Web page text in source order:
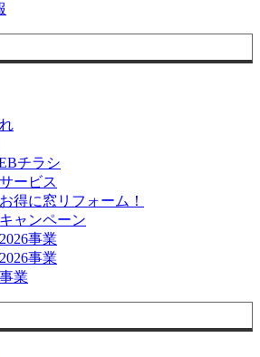
チラシ
ービス
得に窓リフォーム！
ャンペーン
事業
事業
業